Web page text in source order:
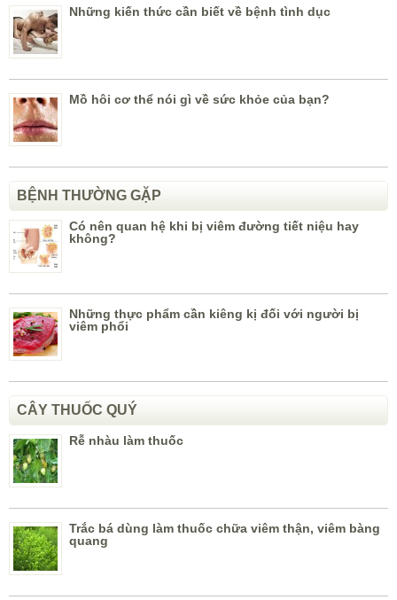
Những kiến thức cần biết về bệnh tình dục
Mồ hôi cơ thể nói gì về sức khỏe của bạn?
BỆNH THƯỜNG GẶP
Có nên quan hệ khi bị viêm đường tiết niệu hay
không?
Những thực phẩm cần kiêng kị đối với người bị
viêm phổi
CÂY THUỐC QUÝ
Rễ nhàu làm thuốc
Trắc bá dùng làm thuốc chữa viêm thận, viêm bàng
quang